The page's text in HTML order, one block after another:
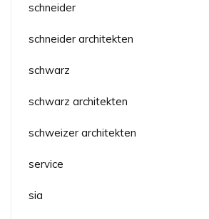
schneider
schneider architekten
schwarz
schwarz architekten
schweizer architekten
service
sia